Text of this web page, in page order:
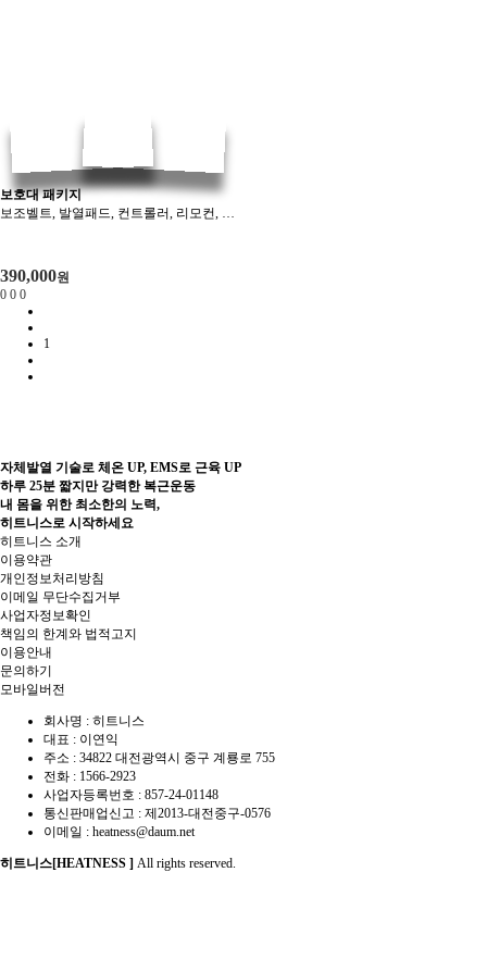
보호대 패키지
보조벨트, 발열패드, 컨트롤러, 리모컨, 스프레이, 충전케이블, 파우치
390,000원
0 0 0
1
자체발열 기술로 체온 UP, EMS로 근육 UP
하루 25분 짧지만 강력한 복근운동
내 몸을 위한 최소한의 노력,
히트니스로 시작하세요
히트니스 소개
이용약관
개인정보처리방침
이메일 무단수집거부
사업자정보확인
책임의 한계와 법적고지
이용안내
문의하기
모바일버전
회사명 : 히트니스
대표 : 이연익
주소 : 34822 대전광역시 중구 계룡로 755
전화 : 1566-2923
사업자등록번호 : 857-24-01148
통신판매업신고 : 제2013-대전중구-0576
이메일 : heatness@daum.net
히트니스[HEATNESS ] All rights reserved.